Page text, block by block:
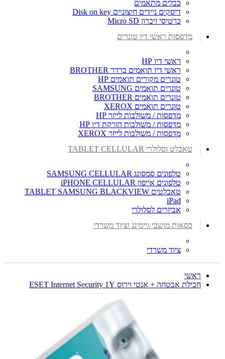
כבלים מתאמים
דיסקים ניידים חיצוניים Disk on key
כרטיסי זיכרון Micro SD
מדפסות ראשי דיו טונרים
ראשי דיו HP
ראשי דיו תואמים ברדר BROTHER
טונרים מקורים תואמים HP
טונרים תואמים SAMSUNG
טונרים תואמים BROTHER
טונרים תואמים XEROX
מדפסות / משולבות לייזר HP
מדפסות / משולבות הזרקת דיו HP
מדפסות / משולבות לייזר XEROX
טאבלט וסלולרי TABLET CELLULAR
טלפונים סמסונג SAMSUNG CELLULAR
טלפונים אייפון iPHONE CELLULAR
טאבלטים TABLET SAMSUNG BLACKVIEW
iPad
אביזרים לסלולרי
כסאות מושבי גיימינג וציוד משרדי
ציוד משרדי
ראשי
חבילת אבטחה + אנטי וירוס ESET Internet Security 1Y